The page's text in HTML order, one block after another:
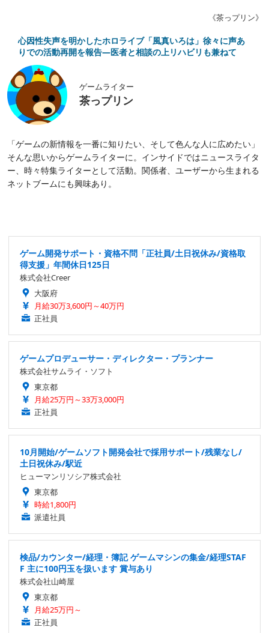
《茶っプリン》
心因性失声を明かしたホロライブ「風真いろは」徐々に声あ
りでの活動再開を報告―医者と相談の上リハビリも兼ねて
ゲームライター
茶っプリン
「ゲームの新情報を一番に知りたい、そして色んな人に広めたい」
そんな思いからゲームライターに。インサイドではニュースライタ
ー、時々特集ライターとして活動。関係者、ユーザーから生まれる
ネットブームにも興味あり。
ゲーム開発サポート・資格不問「正社員/土日祝休み/資格取
得支援」年間休日125日
株式会社Creer
大阪府
月給30万3,600円～40万円
正社員
ゲームプロデューサー・ディレクター・プランナー
株式会社サムライ・ソフト
東京都
月給25万円～33万3,000円
正社員
10月開始/ゲームソフト開発会社で採用サポート/残業なし/
土日祝休み/駅近
ヒューマンリソシア株式会社
東京都
時給1,800円
派遣社員
検品/カウンター/経理・簿記 ゲームマシンの集金/経理STAF
F 主に100円玉を扱います 賞与あり
株式会社山崎屋
東京都
月給25万円～
正社員